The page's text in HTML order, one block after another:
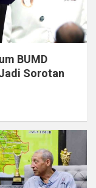
BUMD
Sorotan